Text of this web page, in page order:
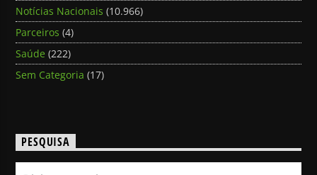
Notícias Nacionais (10.966)
Parceiros (4)
Saúde (222)
Sem Categoria (17)
PESQUISA